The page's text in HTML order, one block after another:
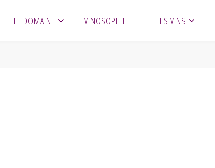
LE DOMAINE VINOSOPHIE LES VINS